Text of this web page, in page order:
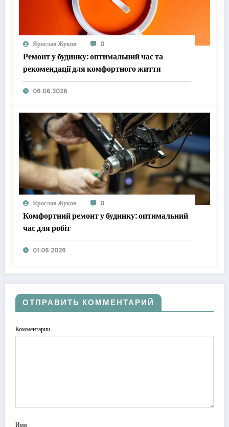
Ярослав Жуков 0
Ремонт у будинку: оптимальний час та
рекомендації для комфортного життя
06.06.2026
Ярослав Жуков 0
Комфортний ремонт у будинку: оптимальний
час для робіт
01.06.2026
ОТПРАВИТЬ КОММЕНТАРИЙ
Комментарии
Имя